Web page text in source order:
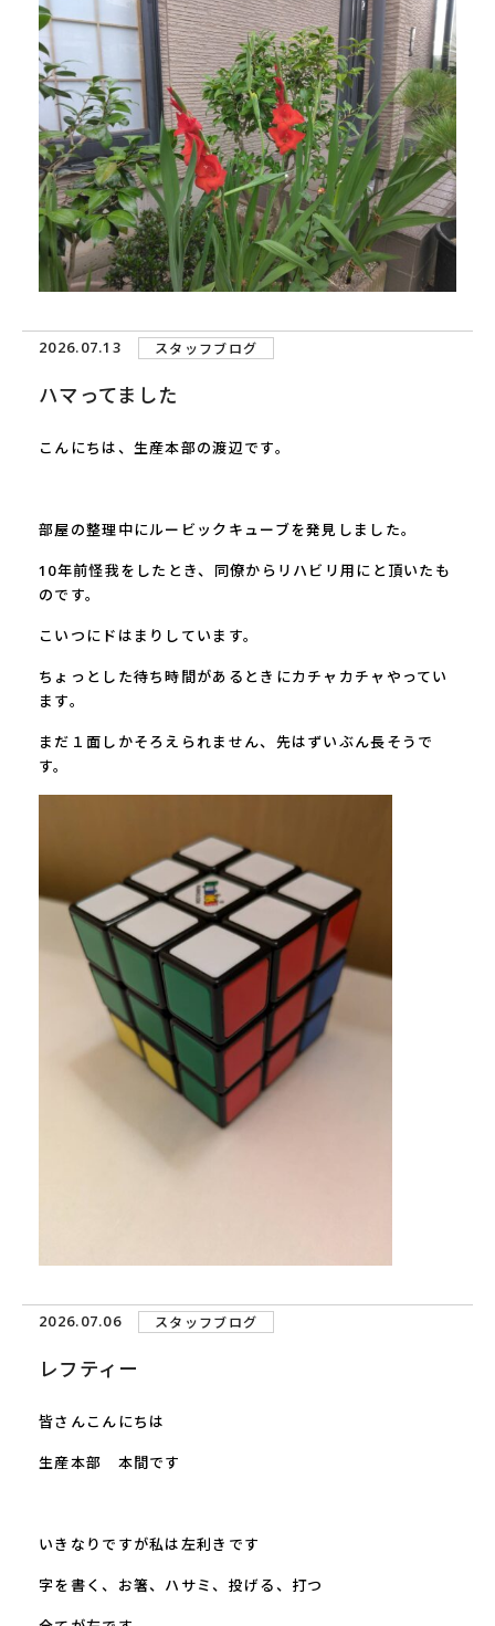
2026.07.13 スタッフブログ
ハマってました
こんにちは、生産本部の渡辺です。
部屋の整理中にルービックキューブを発見しました。
10年前怪我をしたとき、同僚からリハビリ用にと頂いたも
のです。
こいつにドはまりしています。
ちょっとした待ち時間があるときにカチャカチャやってい
ます。
まだ１面しかそろえられません、先はずいぶん長そうで
す。
2026.07.06 スタッフブログ
レフティー
皆さんこんにちは
生産本部 本間です
いきなりですが私は左利きです
字を書く、お箸、ハサミ、投げる、打つ